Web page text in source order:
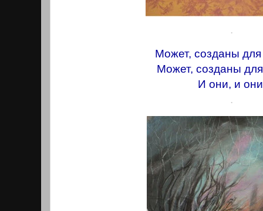
.
Может, созданы для
Может, созданы
И они, и
.